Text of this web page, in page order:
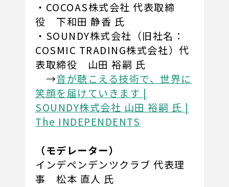
・COCOAS株式会社 代表取締
役 下和田 静香 氏
・SOUNDY株式会社（旧社名：
COSMIC TRADING株式会社）代
表取締役 山田 裕嗣 氏
→音が聴こえる技術で、世界に
笑顔を届けていきます |
SOUNDY株式会社 山田 裕嗣 氏 |
The INDEPENDENTS
（モデレーター）
インデペンデンツクラブ 代表理
事 松本 直人 氏